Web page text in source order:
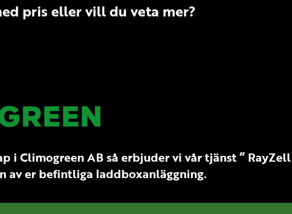
pris eller vill du veta mer?
i Climogreen AB så erbjuder vi vår tjänst ”
av er befintliga laddboxanläggning.